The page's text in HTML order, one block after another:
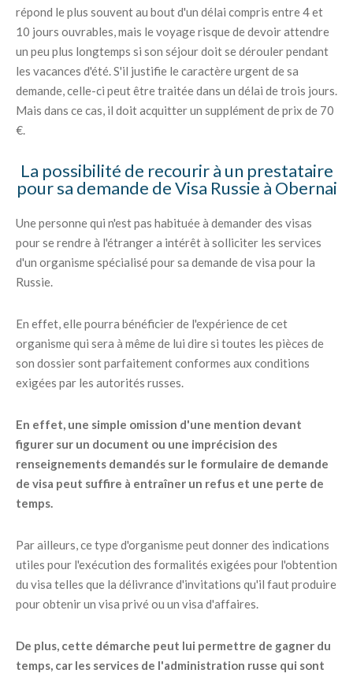
répond le plus souvent au bout d'un délai compris entre 4 et
10 jours ouvrables, mais le voyage risque de devoir attendre
un peu plus longtemps si son séjour doit se dérouler pendant
les vacances d'été. S'il justifie le caractère urgent de sa
demande, celle-ci peut être traitée dans un délai de trois jours.
Mais dans ce cas, il doit acquitter un supplément de prix de 70
€.
La possibilité de recourir à un prestataire
pour sa demande de Visa Russie à Obernai
Une personne qui n'est pas habituée à demander des visas
pour se rendre à l'étranger a intérêt à solliciter les services
d'un organisme spécialisé pour sa demande de visa pour la
Russie.
En effet, elle pourra bénéficier de l'expérience de cet
organisme qui sera à même de lui dire si toutes les pièces de
son dossier sont parfaitement conformes aux conditions
exigées par les autorités russes.
En effet, une simple omission d'une mention devant
figurer sur un document ou une imprécision des
renseignements demandés sur le formulaire de demande
de visa peut suffire à entraîner un refus et une perte de
temps.
Par ailleurs, ce type d'organisme peut donner des indications
utiles pour l'exécution des formalités exigées pour l'obtention
du visa telles que la délivrance d'invitations qu'il faut produire
pour obtenir un visa privé ou un visa d'affaires.
De plus, cette démarche peut lui permettre de gagner du
temps, car les services de l'administration russe qui sont